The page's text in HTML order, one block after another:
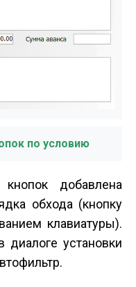
по условию
добавлена
обхода (кнопку
клавиатуры).
установки